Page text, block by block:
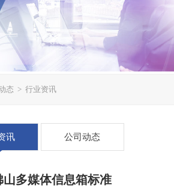
态 > 行业资讯
讯 公司动态
山多媒体信息箱标准